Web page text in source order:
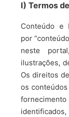
I) Termos
Conteúdo e
por
neste
ilustrações,
Os direitos
os